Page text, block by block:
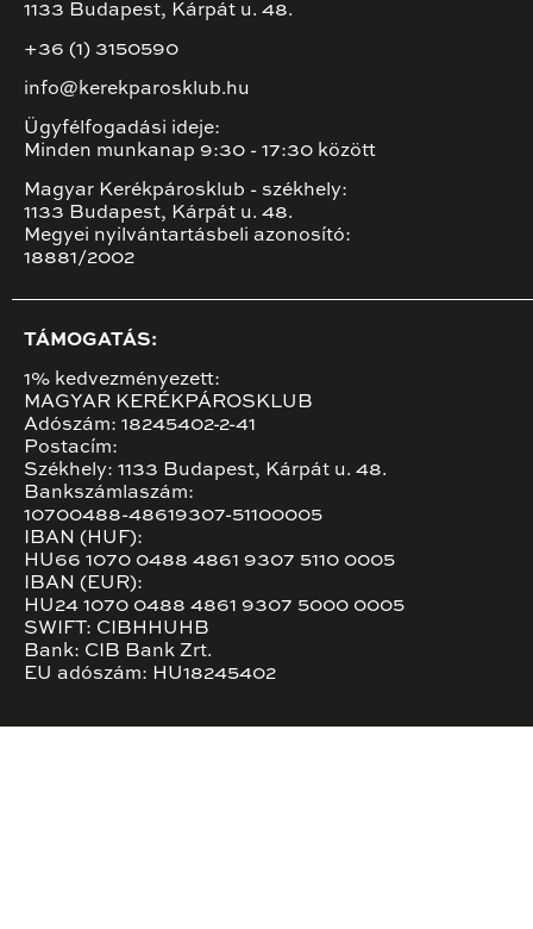
1133 Budapest, Kárpát u. 48.
+36 (1) 3150590
info@kerekparosklub.hu
Ügyfélfogadási ideje:
Minden munkanap 9:30 - 17:30 között
Magyar Kerékpárosklub - székhely:
1133 Budapest, Kárpát u. 48.
Megyei nyilvántartásbeli azonosító:
18881/2002
TÁMOGATÁS:
1% kedvezményezett:
MAGYAR KERÉKPÁROSKLUB
Adószám: 18245402-2-41
Postacím:
Székhely: 1133 Budapest, Kárpát u. 48.
Bankszámlaszám:
10700488-48619307-51100005
IBAN (HUF):
HU66 1070 0488 4861 9307 5110 0005
IBAN (EUR):
HU24 1070 0488 4861 9307 5000 0005
SWIFT: CIBHHUHB
Bank: CIB Bank Zrt.
EU adószám: HU18245402